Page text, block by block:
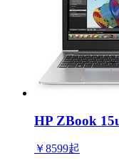
HP ZBook
￥8599起